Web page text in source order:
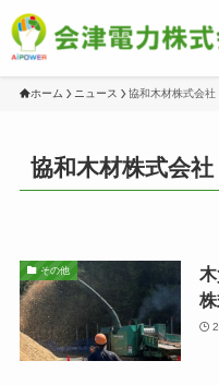
ホーム ニュース 協和木材株式会社
協和木材株式会社
その他